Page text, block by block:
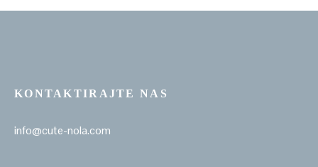
KONTAKTIRAJTE NAS
info@cute-nola.com